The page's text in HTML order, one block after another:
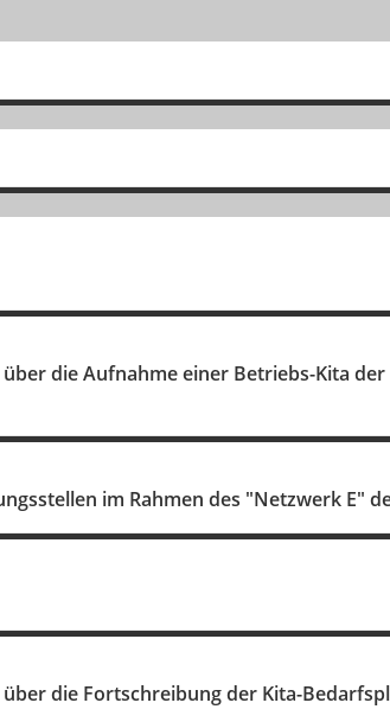
die Aufnahme einer Betriebs-Kita
im Rahmen des "Netzwerk E"
die Fortschreibung der Kita-